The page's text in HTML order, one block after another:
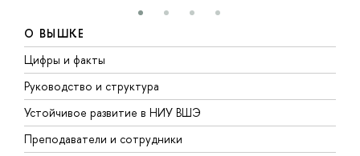
О ВЫШКЕ
Цифры и факты
Руководство и структура
Устойчивое развитие в НИУ ВШЭ
Преподаватели и сотрудники